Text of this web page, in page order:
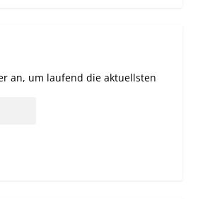
an, um laufend die aktuellsten